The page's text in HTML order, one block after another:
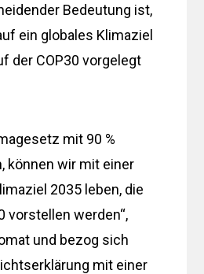
Bedeutung ist,
ein globales Klimaziel
der COP30 vorgelegt
mit 90 %
können wir mit einer
2035 leben, die
vorstellen werden“,
und bezog sich
mit einer